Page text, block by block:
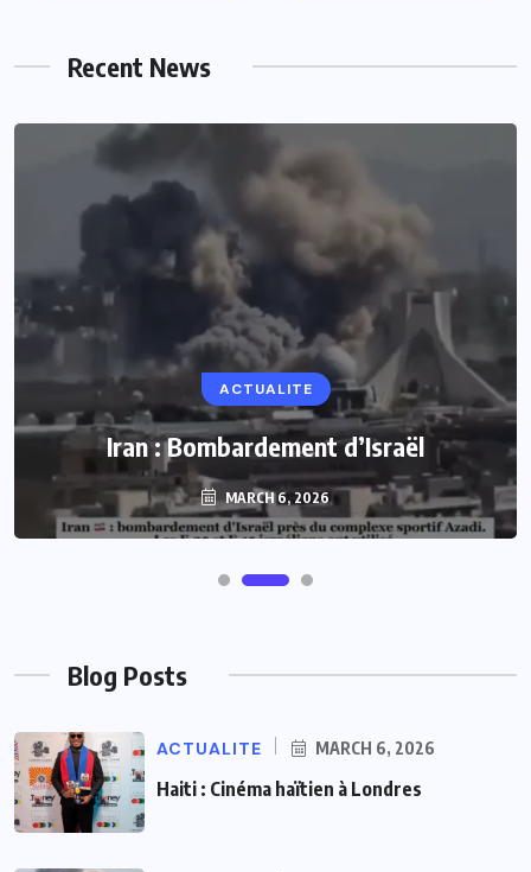
Recent News
ACTUALITE
Iran : Bombardement d’Israël
MARCH 6, 2026
Blog Posts
ACTUALITE MARCH 6, 2026
Haiti : Cinéma haïtien à Londres